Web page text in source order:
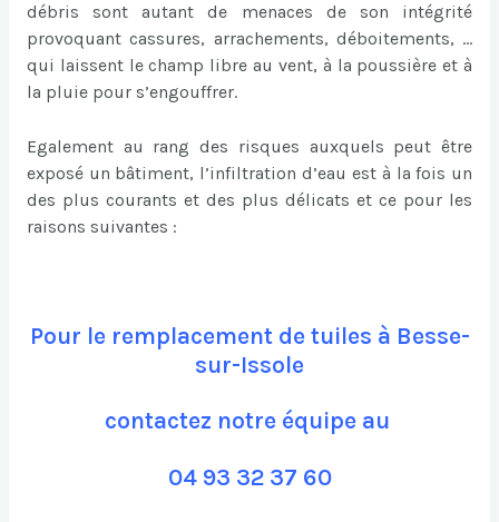
débris sont autant de menaces de son intégrité
provoquant cassures, arrachements, déboitements, …
qui laissent le champ libre au vent, à la poussière et à
la pluie pour s’engouffrer.
Egalement au rang des risques auxquels peut être
exposé un bâtiment, l’infiltration d’eau est à la fois un
des plus courants et des plus délicats et ce pour les
raisons suivantes :
Pour le remplacement de tuiles à Besse-
sur-Issole
contactez notre équipe au
04 93 32 37 60